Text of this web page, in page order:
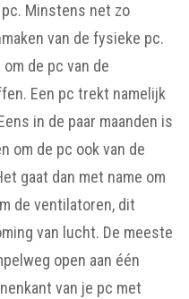
Minstens net zo
van de fysieke pc.
de pc van de
Een pc trekt namelijk
in de paar maanden is
om de pc ook van de
gaat dan met name om
de ventilatoren, dit
van lucht. De meeste
open aan één
van je pc met